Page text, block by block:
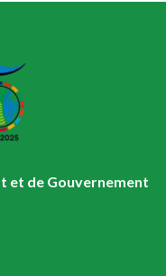
et de Gouvernement